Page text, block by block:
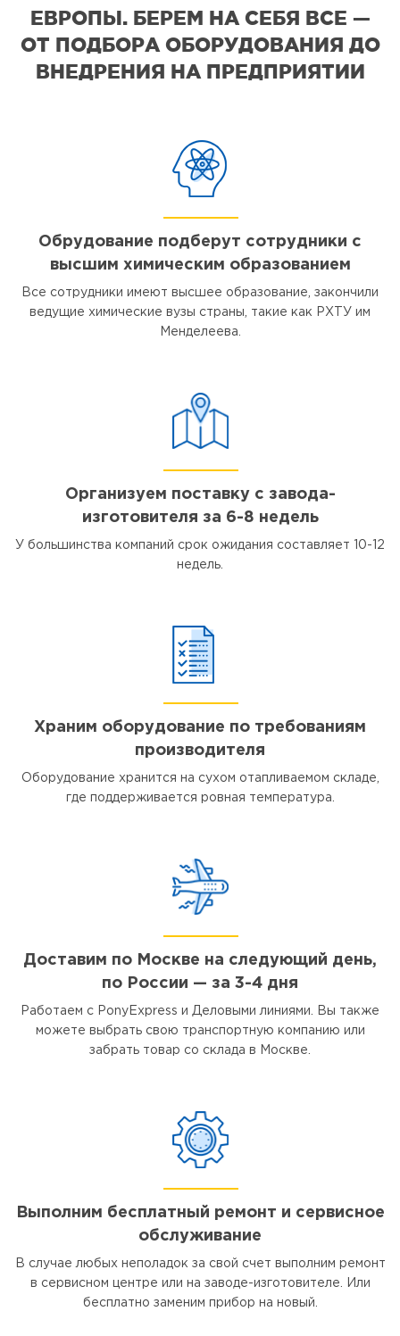
ЕВРОПЫ. БЕРЕМ НА СЕБЯ ВСЕ —
ОТ ПОДБОРА ОБОРУДОВАНИЯ ДО
ВНЕДРЕНИЯ НА ПРЕДПРИЯТИИ
Обрудование подберут сотрудники с
высшим химическим образованием
Все сотрудники имеют высшее образование, закончили
ведущие химические вузы страны, такие как РХТУ им
Менделеева.
Организуем поставку с завода-
изготовителя за 6-8 недель
У большинства компаний срок ожидания составляет 10-12
недель.
Храним оборудование по требованиям
производителя
Оборудование хранится на сухом отапливаемом складе,
где поддерживается ровная температура.
Доставим по Москве на следующий день,
по России — за 3-4 дня
Работаем с PonyExpress и Деловыми линиями. Вы также
можете выбрать свою транспортную компанию или
забрать товар со склада в Москве.
Выполним бесплатный ремонт и сервисное
обслуживание
В случае любых неполадок за свой счет выполним ремонт
в сервисном центре или на заводе-изготовителе. Или
бесплатно заменим прибор на новый.